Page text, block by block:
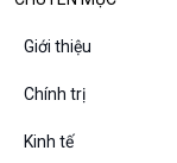
Giới thiệu
Chính trị
Kinh tế